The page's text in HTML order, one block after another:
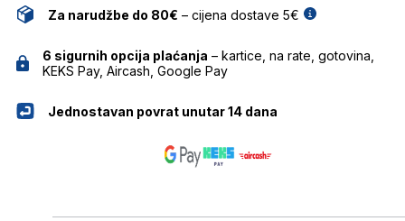
Za narudžbe do 80€ – cijena dostave 5€
6 sigurnih opcija plaćanja – kartice, na rate, gotovina,
KEKS Pay, Aircash, Google Pay
Jednostavan povrat unutar 14 dana